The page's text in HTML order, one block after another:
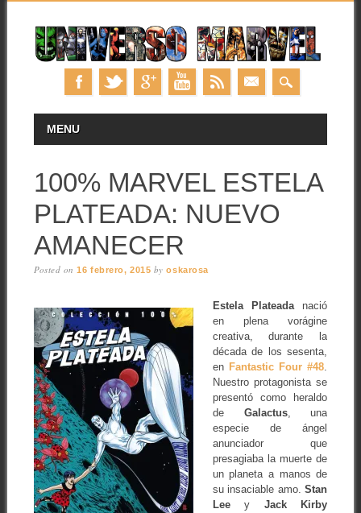
MAIN MENU
MENU
100% MARVEL ESTELA
PLATEADA: NUEVO
AMANECER
Posted on16 febrero, 2015 byoskarosa
Estela Plateadanació
en plena vorágine
creativa, durante la
década de los sesenta,
en Fantastic Four #48.
Nuestro protagonista se
presentó como heraldo
de Galactus, una
especie de ángel
anunciador que
presagiaba la muerte de
un planeta a manos de
su insaciable amo.Stan
Leey Jack Kirby